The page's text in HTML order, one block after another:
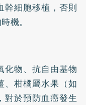
幹細胞移植，否則
機。
化物、抗自由基物
、柑橘屬水果（如
對於預防血癌發生